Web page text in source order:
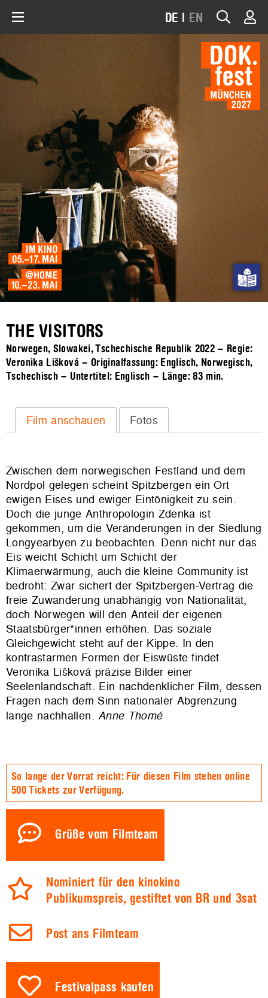
DE | EN
THE VISITORS
Norwegen, Slowakei, Tschechische Republik 2022 – Regie:
Veronika Lišková – Originalfassung: Englisch, Norwegisch,
Tschechisch – Untertitel: Englisch – Länge:83 min.
Film anschauen Fotos
Zwischen dem norwegischen Festland und dem
Nordpol gelegen scheint Spitzbergen ein Ort
ewigen Eises und ewiger Eintönigkeit zu sein.
Doch die junge Anthropologin Zdenka ist
gekommen, um die Veränderungen in der Siedlung
Longyearbyen zu beobachten. Denn nicht nur das
Eis weicht Schicht um Schicht der
Klimaerwärmung, auch die kleine Community ist
bedroht: Zwar sichert der Spitzbergen-Vertrag die
freie Zuwanderung unabhängig von Nationalität,
doch Norwegen will den Anteil der eigenen
Staatsbürger*innen erhöhen. Das soziale
Gleichgewicht steht auf der Kippe. In den
kontrastarmen Formen der Eiswüste findet
Veronika Lišková präzise Bilder einer
Seelenlandschaft. Ein nachdenklicher Film, dessen
Fragen nach dem Sinn nationaler Abgrenzung
lange nachhallen.Anne Thomé
So lange der Vorrat reicht: Für diesen Film stehen online
500 Tickets zur Verfügung.
Grüße vom Filmteam
Nominiert für den kinokino
Publikumspreis, gestiftet von BR und 3sat
Post ans Filmteam
Festivalpass kaufen